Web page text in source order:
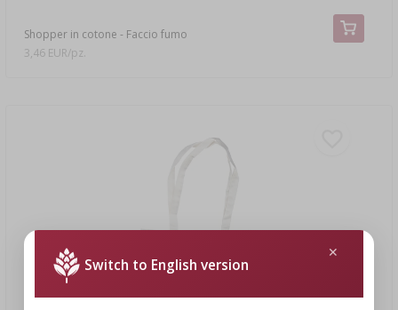
Shopper in cotone - Faccio fumo
3,46 EUR/pz.
Switch to English version